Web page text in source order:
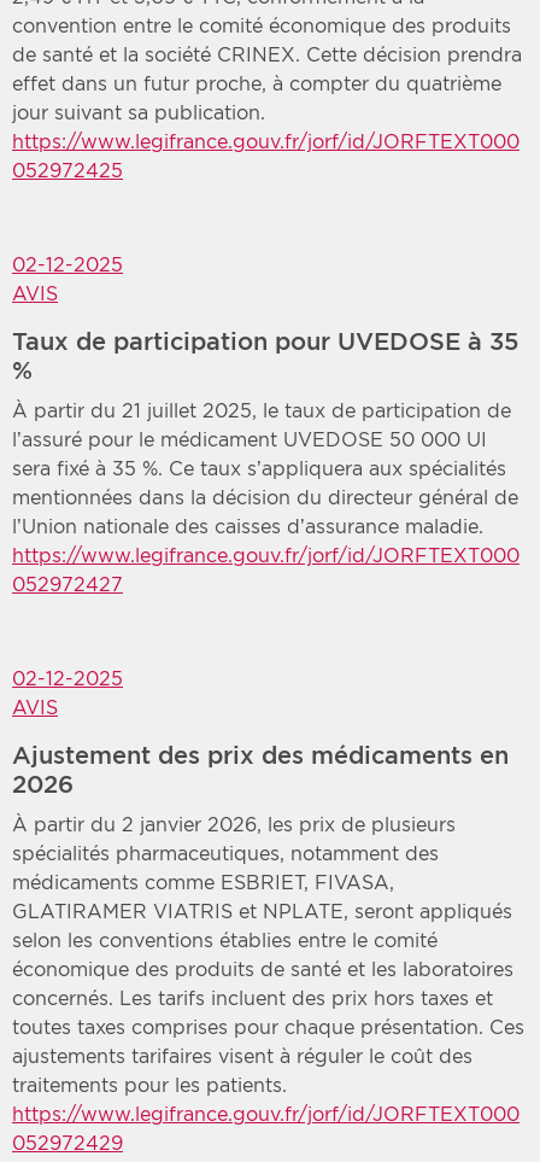
convention entre le comité économique des produits
de santé et la société CRINEX. Cette décision prendra
effet dans un futur proche, à compter du quatrième
jour suivant sa publication.
https://www.legifrance.gouv.fr/jorf/id/JORFTEXT000
052972425
02-12-2025
AVIS
Taux de participation pour UVEDOSE à 35
%
À partir du 21 juillet 2025, le taux de participation de
l’assuré pour le médicament UVEDOSE 50 000 UI
sera fixé à 35 %. Ce taux s’appliquera aux spécialités
mentionnées dans la décision du directeur général de
l’Union nationale des caisses d’assurance maladie.
https://www.legifrance.gouv.fr/jorf/id/JORFTEXT000
052972427
02-12-2025
AVIS
Ajustement des prix des médicaments en
2026
À partir du 2 janvier 2026, les prix de plusieurs
spécialités pharmaceutiques, notamment des
médicaments comme ESBRIET, FIVASA,
GLATIRAMER VIATRIS et NPLATE, seront appliqués
selon les conventions établies entre le comité
économique des produits de santé et les laboratoires
concernés. Les tarifs incluent des prix hors taxes et
toutes taxes comprises pour chaque présentation. Ces
ajustements tarifaires visent à réguler le coût des
traitements pour les patients.
https://www.legifrance.gouv.fr/jorf/id/JORFTEXT000
052972429